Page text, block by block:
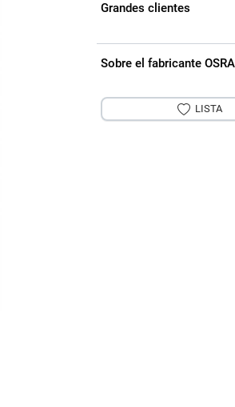
Grandes clientes
Sobre el fabricante
LISTA